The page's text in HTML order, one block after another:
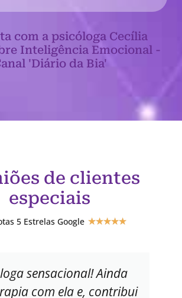
com a psicóloga Cecília
Inteligência Emocional -
'Diário da Bia'
de clientes
especiais
5 Estrelas Google ★★★★★
sensacional! Ainda
com ela e, contribui